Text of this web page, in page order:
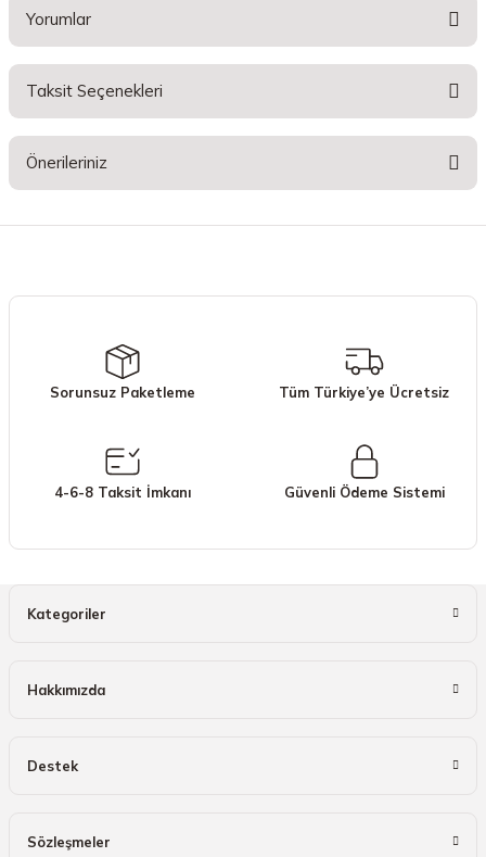
Yorumlar
Taksit Seçenekleri
Önerileriniz
Ürün açıklamasında eksik bilgiler bulunuyor.
Ürün bilgilerinde hatalar bulunuyor.
Bu ürüne benzer farklı alternatifler olmalı.
Sorunsuz Paketleme Tüm Türkiye’ye Ücretsiz
4-6-8 Taksit İmkanı Güvenli Ödeme Sistemi
Kategoriler
Hakkımızda
Destek
Sözleşmeler